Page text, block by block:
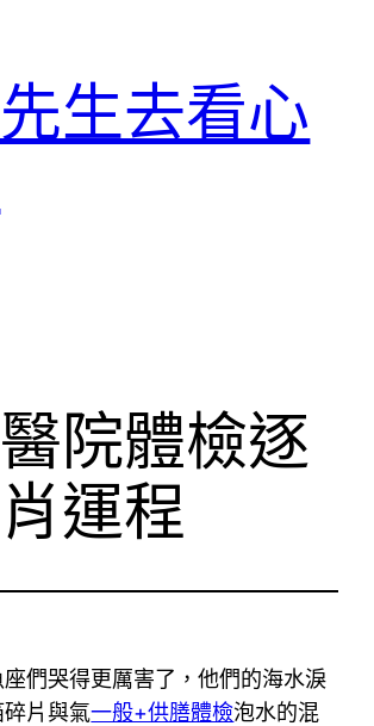
生去看心
院體檢逐
運程
們哭得更厲害了，他們的海水淚
碎片與氣一般+供膳體檢泡水的混